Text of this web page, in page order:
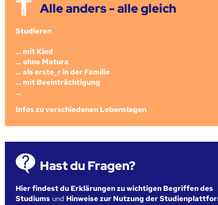
Alle anders - alle gleich
Studieren
... mit Kind
... ohne Matura
... als erste_r in der Familie
... mit Beeinträchtigung
...
Infos zu verschiedenen Lebenslagen
Hast du Fragen?
Hier findest du Erklärungen zu wichtigen Begriffen des
Studiums und Hinweise zur Nutzung der